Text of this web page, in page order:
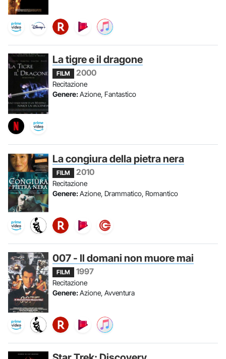
La tigre e il dragone
FILM 2000
Recitazione
Genere:Azione, Fantastico
La congiura della pietra nera
FILM 2010
Recitazione
Genere:Azione, Drammatico, Romantico
007 - Il domani non muore mai
FILM 1997
Recitazione
Genere:Azione, Avventura